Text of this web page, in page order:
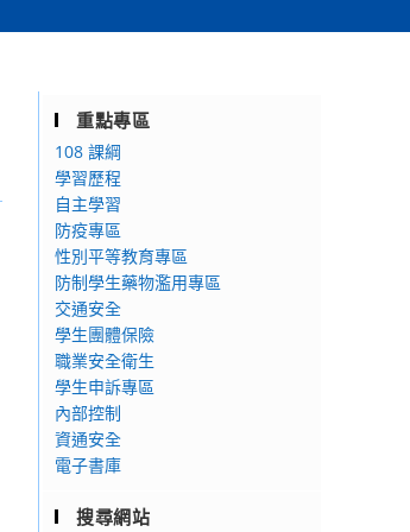
重點專區
108 課綱
學習歷程
自主學習
防疫專區
性別平等教育專區
防制學生藥物濫用專區
交通安全
學生團體保險
職業安全衛生
學生申訴專區
內部控制
資通安全
電子書庫
搜尋網站